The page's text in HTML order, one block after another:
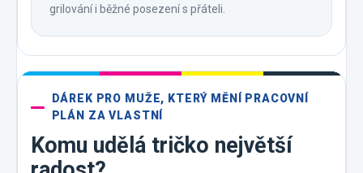
grilování i běžné posezení s přáteli.
DÁREK PRO MUŽE, KTERÝ MĚNÍ PRACOVNÍ
PLÁN ZA VLASTNÍ
Komu udělá tričko největší